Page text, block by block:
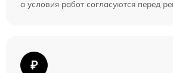
а условия работ согласуются перед
₽